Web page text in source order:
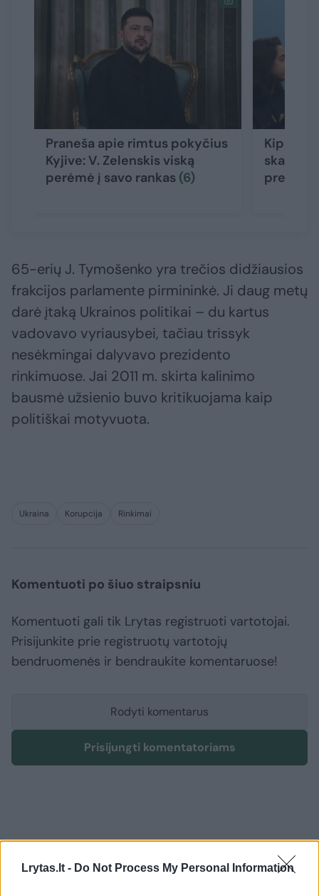
Lrytas.lt - Do Not Process My Personal Information
Praneša apie rimtus pokyčius
Kyjive: V. Zelenskis viską
perėmė į savo rankas (6)
Kipre –
65-erių J. Tymošenko yra trečios didžiausios
frakcijos parlamente pirmininkė. Ji daug metų
darė įtaką Ukrainos politikai – du kartus
vadovavo vyriausybei, tačiau trissyk
nesėkmingai dalyvavo prezidento
rinkimuose. Jai 2011 m. skirta kalinimo
bausmė užsienio buvo kritikuojama kaip
politiškai motyvuota.
Ukraina Korupcija Rinkimai
Komentuoti po šiuo straipsniu
Komentuoti gali tik Lrytas registruoti vartotojai.
Prisijunkite prie registruotų vartotojų
bendruomenės ir bendraukite komentaruose!
Rodyti komentarus
Prisijungti komentatoriams